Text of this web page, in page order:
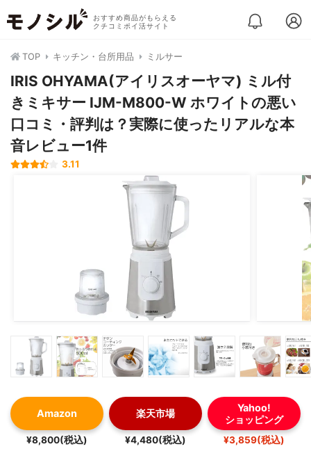
おすすめ商品がもらえる
クチコミポイ活サイト
TOP キッチン・台所用品 ミルサー
IRIS OHYAMA(アイリスオーヤマ) ミル付
きミキサー IJM-M800-W ホワイトの悪い
口コミ・評判は？実際に使ったリアルな本
音レビュー1件
3.11
Amazon
¥8,800(税込)
楽天市場
¥4,480(税込)
Yahoo!
ショッピング
¥3,859(税込)